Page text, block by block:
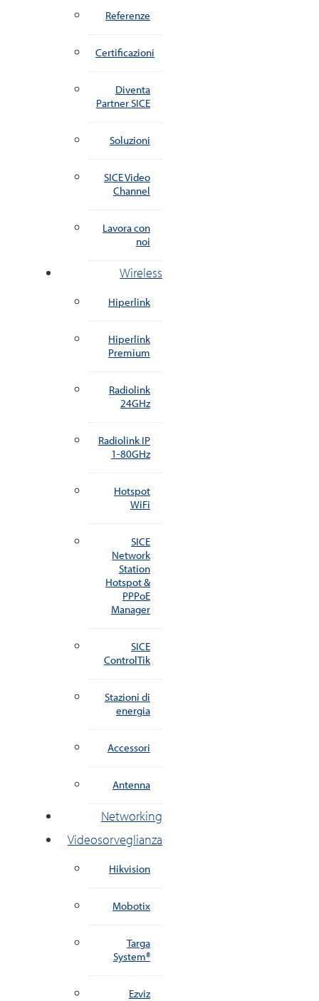
Referenze
Certificazioni
Diventa
Partner SICE
Soluzioni
SICE Video
Channel
Lavora con
noi
Wireless
Hiperlink
Hiperlink
Premium
Radiolink
24GHz
Radiolink IP
1-80GHz
Hotspot
WiFi
SICE
Network
Station
Hotspot &
PPPoE
Manager
SICE
ControlTik
Stazioni di
energia
Accessori
Antenna
Networking
Videosorveglianza
Hikvision
Mobotix
Targa
System®
Ezviz